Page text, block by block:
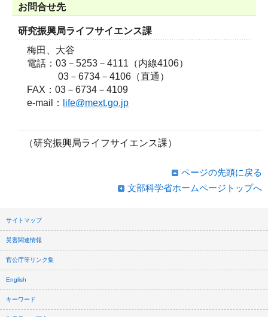
お問合せ先
研究振興局ライフサイエンス課
梅田、大谷
電話：03－5253－4111（内線4106）
03－6734－4106（直通）
FAX：03－6734－4109
e-mail：
life@mext.go.jp
（研究振興局ライフサイエンス課）
ページの先頭に戻る
文部科学省ホームページトップへ
サイトマップ
災害関連情報
官公庁等リンク集
English
キーワード